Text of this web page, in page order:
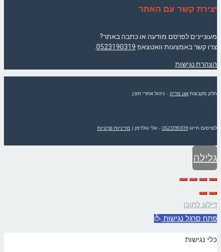
יצירת קשר עם האתר
מעוניינים לפרסם מודעה או כתבה באתר?
צרו קשר באמצעות וואטצאפ 0523190319
הצהרת נגישות
חלק מקבוצת אגו מדיה - ניהול אתרי תוכן
לפרסום חייגו 0523190319 - אלי גולדמן | מדיניות פרטיות
גלילה
לראש
העמוד
דילוג לתוכן
פתח סרגל נגישות
כלי נגישות